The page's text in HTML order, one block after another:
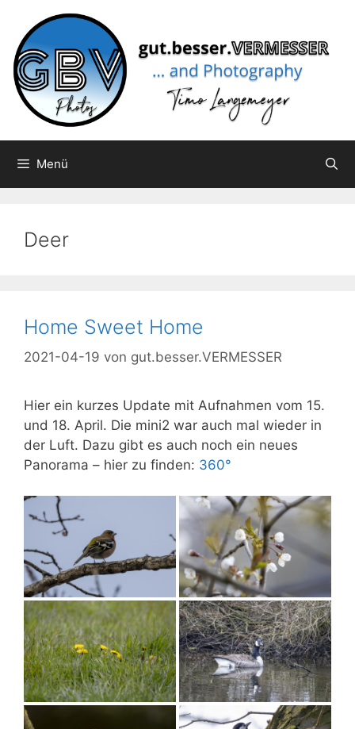
Inhalt
springen
Menü
Deer
Home Sweet Home
2021-04-19 von gut.besser.VERMESSER
Hier ein kurzes Update mit Aufnahmen vom 15.
und 18. April. Die mini2 war auch mal wieder in
der Luft. Dazu gibt es auch noch ein neues
Panorama – hier zu finden: 360°